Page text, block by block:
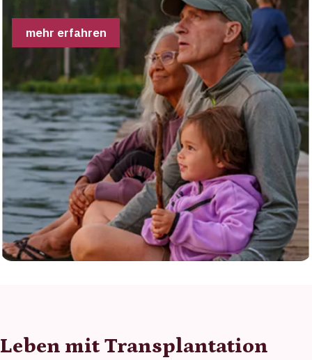
mehr erfahren
Leben mit Transplantation